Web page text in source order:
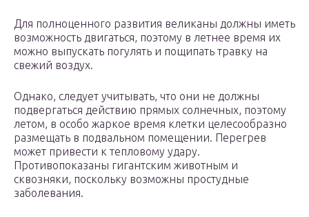
Для полноценного развития великаны должны иметь
возможность двигаться, поэтому в летнее время их
можно выпускать погулять и пощипать травку на
свежий воздух.
Однако, следует учитывать, что они не должны
подвергаться действию прямых солнечных, поэтому
летом, в особо жаркое время клетки целесообразно
размещать в подвальном помещении. Перегрев
может привести к тепловому удару.
Противопоказаны гигантским животным и
сквозняки, поскольку возможны простудные
заболевания.